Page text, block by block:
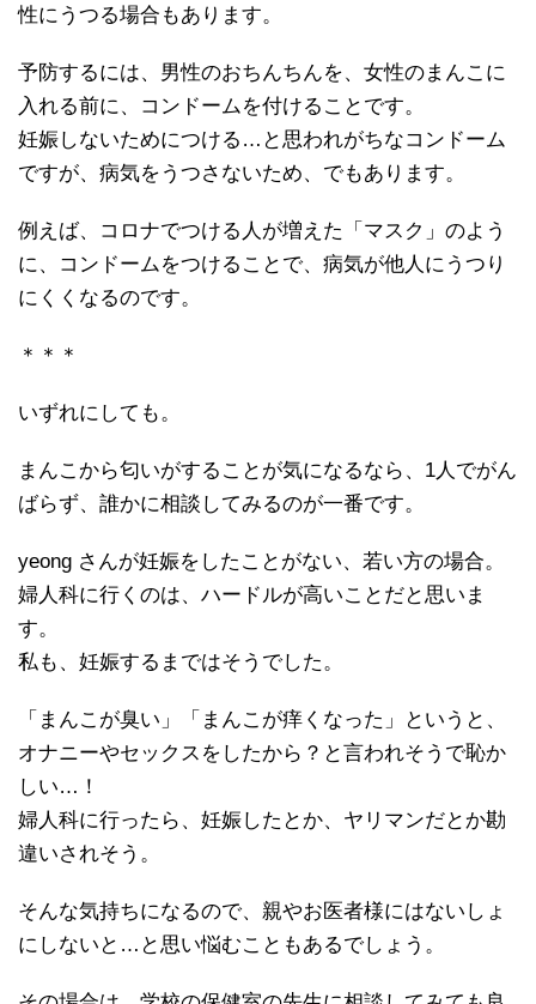
性にうつる場合もあります。
予防するには、男性のおちんちんを、女性のまんこに
入れる前に、コンドームを付けることです。
妊娠しないためにつける…と思われがちなコンドーム
ですが、病気をうつさないため、でもあります。
例えば、コロナでつける人が増えた「マスク」のよう
に、コンドームをつけることで、病気が他人にうつり
にくくなるのです。
＊＊＊
いずれにしても。
まんこから匂いがすることが気になるなら、1人でがん
ばらず、誰かに相談してみるのが一番です。
yeong さんが妊娠をしたことがない、若い方の場合。
婦人科に行くのは、ハードルが高いことだと思いま
す。
私も、妊娠するまではそうでした。
「まんこが臭い」「まんこが痒くなった」というと、
オナニーやセックスをしたから？と言われそうで恥か
しい…！
婦人科に行ったら、妊娠したとか、ヤリマンだとか勘
違いされそう。
そんな気持ちになるので、親やお医者様にはないしょ
にしないと…と思い悩むこともあるでしょう。